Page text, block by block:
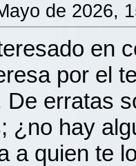
de 2026,
en
por el
De erratas
¿no hay
a quien te